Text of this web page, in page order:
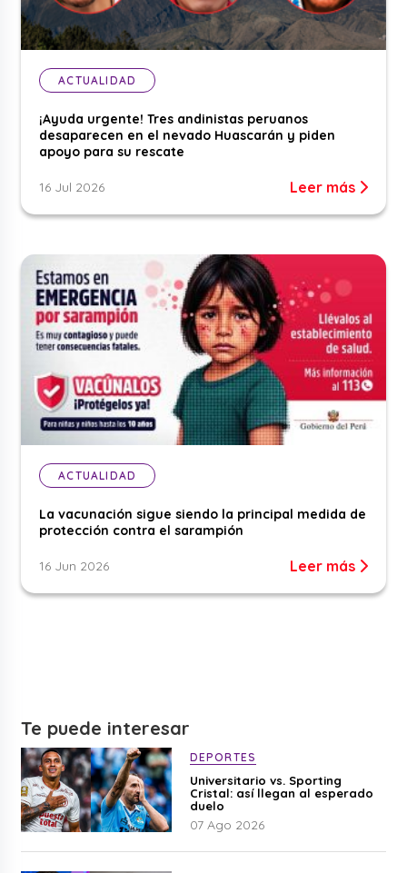
ACTUALIDAD
¡Ayuda urgente! Tres andinistas peruanos
desaparecen en el nevado Huascarán y piden
apoyo para su rescate
16 Jul 2026 Leer más
ACTUALIDAD
La vacunación sigue siendo la principal medida de
protección contra el sarampión
16 Jun 2026 Leer más
Te puede interesar
DEPORTES
Universitario vs. Sporting
Cristal: así llegan al esperado
duelo
07 Ago 2026